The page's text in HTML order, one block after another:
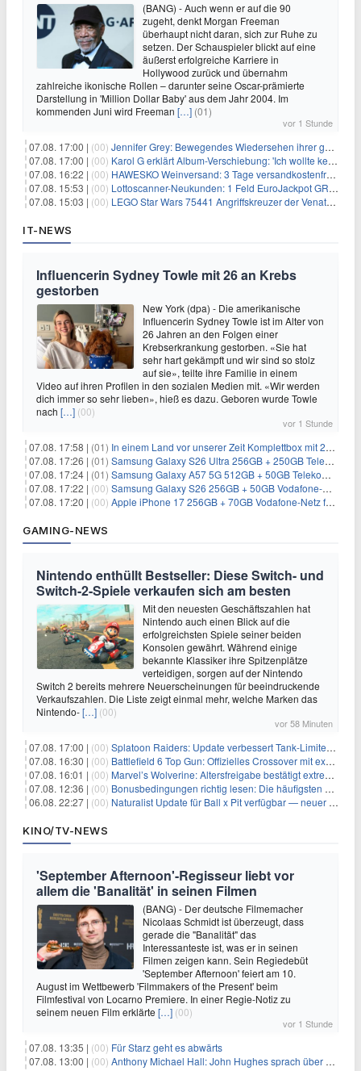
(BANG) - Auch wenn er auf die 90
zugeht, denkt Morgan Freeman
überhaupt nicht daran, sich zur Ruhe zu
setzen. Der Schauspieler blickt auf eine
äußerst erfolgreiche Karriere in
Hollywood zurück und übernahm
zahlreiche ikonische Rollen – darunter seine Oscar-prämierte
Darstellung in 'Million Dollar Baby' aus dem Jahr 2004. Im
kommenden Juni wird Freeman […] (01)
vor 1 Stunde
07.08. 17:00 | (00) Jennifer Grey: Bewegendes Wiedersehen ihrer geschiedenen Eltern kurz vor dem Tod ihrer Mutter
07.08. 17:00 | (00) Karol G erklärt Album-Verschiebung: 'Ich wollte keine persönliche Situation ausnutzen'
07.08. 16:22 | (00) HAWESKO Weinversand: 3 Tage versandkostenfrei bestellen (MBW 25€)
07.08. 15:53 | (00) Lottoscanner-Neukunden: 1 Feld EuroJackpot GRATIS spielen
07.08. 15:03 | (00) LEGO Star Wars 75441 Angriffskreuzer der Venator-Klasse für 50,25€
IT-NEWS
Influencerin Sydney Towle mit 26 an Krebs
gestorben
New York (dpa) - Die amerikanische
Influencerin Sydney Towle ist im Alter von
26 Jahren an den Folgen einer
Krebserkrankung gestorben. «Sie hat
sehr hart gekämpft und wir sind so stolz
auf sie», teilte ihre Familie in einem
Video auf ihren Profilen in den sozialen Medien mit. «Wir werden
dich immer so sehr lieben», hieß es dazu. Geboren wurde Towle
nach […] (00)
vor 1 Stunde
07.08. 17:58 | (01) In einem Land vor unserer Zeit Komplettbox mit 27 DVDs für 59,49€
07.08. 17:26 | (01) Samsung Galaxy S26 Ultra 256GB + 250GB Telekom-Netz für 34€/Monat (effektiv 5,42€/Monat)
07.08. 17:24 | (01) Samsung Galaxy A57 5G 512GB + 50GB Telekom-Netz für 20€/Monat (effektiv 3,33€/Monat)
07.08. 17:22 | (00) Samsung Galaxy S26 256GB + 50GB Vodafone-Netz für 19,99€/Monat (effektiv 1,26€/Monat)
07.08. 17:20 | (00) Apple iPhone 17 256GB + 70GB Vodafone-Netz für 34,99€/Monat (effektiv 6,41€/Monat)
GAMING-NEWS
Nintendo enthüllt Bestseller: Diese Switch- und
Switch-2-Spiele verkaufen sich am besten
Mit den neuesten Geschäftszahlen hat
Nintendo auch einen Blick auf die
erfolgreichsten Spiele seiner beiden
Konsolen gewährt. Während einige
bekannte Klassiker ihre Spitzenplätze
verteidigen, sorgen auf der Nintendo
Switch 2 bereits mehrere Neuerscheinungen für beeindruckende
Verkaufszahlen. Die Liste zeigt einmal mehr, welche Marken das
Nintendo-[…] (00)
vor 58 Minuten
07.08. 17:00 | (00) Splatoon Raiders: Update verbessert Tank-Limiter und behebt Bugs
07.08. 16:30 | (00) Battlefield 6 Top Gun: Offizielles Crossover mit exklusiven Inhalten angekündigt
07.08. 16:01 | (00) Marvel’s Wolverine: Altersfreigabe bestätigt extreme Gewalt und düstere Szenen
07.08. 12:36 | (00) Bonusbedingungen richtig lesen: Die häufigsten Stolperfallen
06.08. 22:27 | (00) Naturalist Update für Ball x Pit verfügbar — neuer Content auf allen Plattformen
KINO/TV-NEWS
'September Afternoon'-Regisseur liebt vor
allem die 'Banalität' in seinen Filmen
(BANG) - Der deutsche Filmemacher
Nicolaas Schmidt ist überzeugt, dass
gerade die "Banalität" das
Interessanteste ist, was er in seinen
Filmen zeigen kann. Sein Regiedebüt
'September Afternoon' feiert am 10.
August im Wettbewerb 'Filmmakers of the Present' beim
Filmfestival von Locarno Premiere. In einer Regie-Notiz zu
seinem neuen Film erklärte […] (00)
vor 1 Stunde
07.08. 13:35 | (00) Für Starz geht es abwärts
07.08. 13:00 | (00) Anthony Michael Hall: John Hughes sprach über eine Fortsetzung von 'The Breakfast Club'